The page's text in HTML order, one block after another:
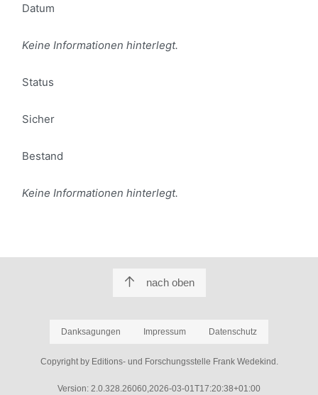
Datum
Keine Informationen hinterlegt.
Status
Sicher
Bestand
Keine Informationen hinterlegt.
nach oben
Danksagungen Impressum Datenschutz
Copyright by Editions- und Forschungsstelle Frank Wedekind.
Version: 2.0.328.26060,2026-03-01T17:20:38+01:00